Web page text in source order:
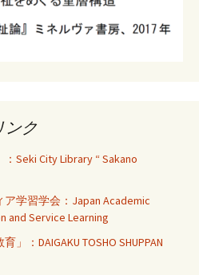
ンク
Seki City Library “ Sakano
学習学会：Japan Academic
and Service Learning
：DAIGAKU TOSHO SHUPPAN